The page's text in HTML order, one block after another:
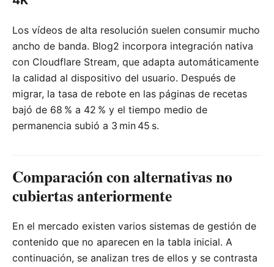
Los vídeos de alta resolución suelen consumir mucho
ancho de banda. Blog2 incorpora integración nativa
con Cloudflare Stream, que adapta automáticamente
la calidad al dispositivo del usuario. Después de
migrar, la tasa de rebote en las páginas de recetas
bajó de 68 % a 42 % y el tiempo medio de
permanencia subió a 3 min 45 s.
Comparación con alternativas no
cubiertas anteriormente
En el mercado existen varios sistemas de gestión de
contenido que no aparecen en la tabla inicial. A
continuación, se analizan tres de ellos y se contrasta